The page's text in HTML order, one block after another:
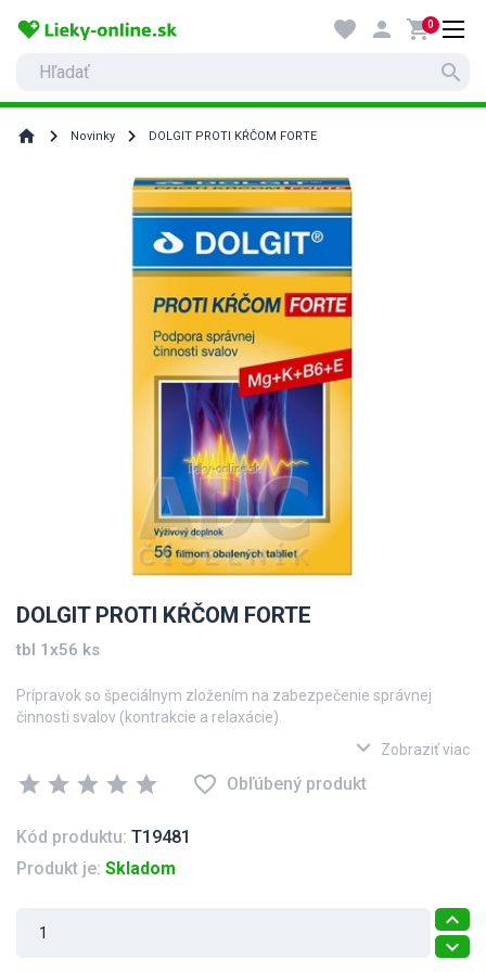
search
favorite person shopping_cart0
home Novinky DOLGIT PROTI KŔČOM FORTE
DOLGIT PROTI KŔČOM FORTE
tbl 1x56 ks
Prípravok so špeciálnym zložením na zabezpečenie správnej
činnosti svalov (kontrakcie a relaxácie).
expand_more Zobraziť viac
star star star star star favorite_border Obľúbený produkt
Kód produktu: T19481
Produkt je: Skladom